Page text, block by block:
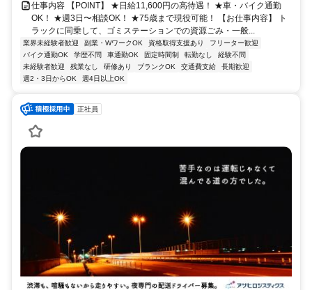
仕事内容 【POINT】 ★日給11,600円の高待遇！ ★車・バイク通勤
OK！ ★週3日〜相談OK！ ★75歳まで現役可能！ 【お仕事内容】 ト
ラックに同乗して、ゴミステーションでの資源ごみ・一般...
業界未経験者歓迎 副業・WワークOK 資格取得支援あり
フリーター歓迎
バイク通勤OK
学歴不問 車通勤OK 固定時間制 転勤なし
経験不問
未経験者歓迎
残業なし 研修あり ブランクOK 交通費支給
長期歓迎
週2・3日からOK
週4日以上OK
正社員